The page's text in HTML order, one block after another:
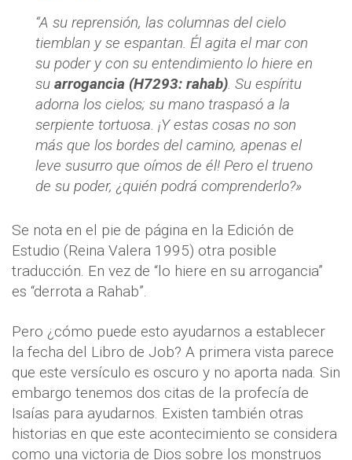
“A su reprensión, las columnas del cielo
tiemblan y se espantan. Él agita el mar con
su poder y con su entendimiento lo hiere en
su arrogancia (H7293: rahab). Su espíritu
adorna los cielos; su mano traspasó a la
serpiente tortuosa. ¡Y estas cosas no son
más que los bordes del camino, apenas el
leve susurro que oímos de él! Pero el trueno
de su poder, ¿quién podrá comprenderlo?»
Se nota en el pie de página en la Edición de
Estudio (Reina Valera 1995) otra posible
traducción. En vez de “lo hiere en su arrogancia”
es “derrota a Rahab”.
Pero ¿cómo puede esto ayudarnos a establecer
la fecha del Libro de Job? A primera vista parece
que este versículo es oscuro y no aporta nada. Sin
embargo tenemos dos citas de la profecía de
Isaías para ayudarnos. Existen también otras
historias en que este acontecimiento se considera
como una victoria de Dios sobre los monstruos